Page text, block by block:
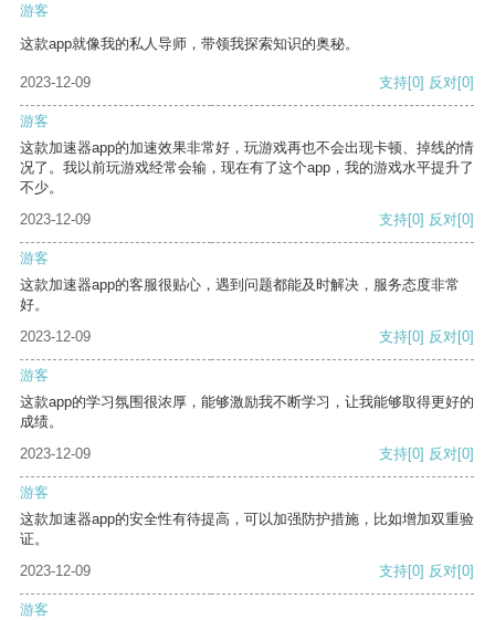
游客
这款app就像我的私人导师，带领我探索知识的奥秘。
2023-12-09 支持[0] 反对[0]
游客
这款加速器app的加速效果非常好，玩游戏再也不会出现卡顿、掉线的情
况了。我以前玩游戏经常会输，现在有了这个app，我的游戏水平提升了
不少。
2023-12-09
支持[0] 反对[0]
游客
这款加速器app的客服很贴心，遇到问题都能及时解决，服务态度非常
好。
2023-12-09
支持[0] 反对[0]
游客
这款app的学习氛围很浓厚，能够激励我不断学习，让我能够取得更好的
成绩。
2023-12-09
支持[0] 反对[0]
游客
这款加速器app的安全性有待提高，可以加强防护措施，比如增加双重验
证。
2023-12-09
支持[0] 反对[0]
游客